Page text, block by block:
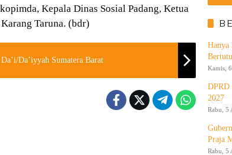
Kepala Dinas Sosial Padang, Ketua
Taruna. (bdr)
Da’iyyah Sumatera Barat
Hanya
Kamis,
DPRD
2027
Rabu, 5
Praja
Rabu, 5